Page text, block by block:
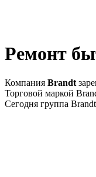
Ремонт
Компания Brandt
Торговой маркой
Сегодня группа